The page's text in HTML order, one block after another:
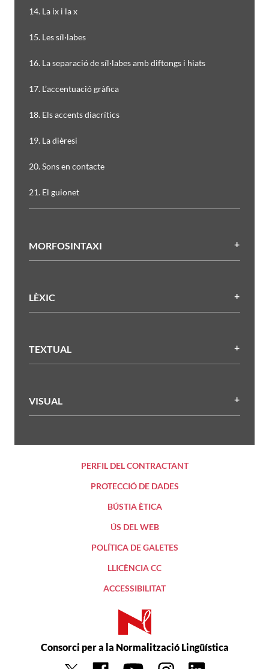
14. La ix i la x
15. Les síl·labes
16. La separació de síl·labes amb diftongs i hiats
17. L’accentuació gràfica
18. Els accents diacrítics
19. La dièresi
20. Sons en contacte
21. El guionet
MORFOSINTAXI
LÈXIC
TEXTUAL
VISUAL
PERFIL DEL CONTRACTANT
PROTECCIÓ DE DADES
BÚSTIA ÈTICA
ÚS DEL WEB
POLÍTICA DE GALETES
LLICÈNCIA CC
ACCESSIBILITAT
Consorci per a la Normalització Lingüística